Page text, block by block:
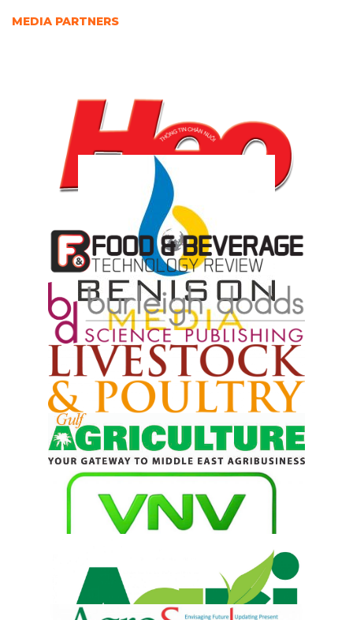
MEDIA PARTNERS